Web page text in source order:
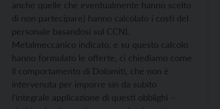
anche quelle che eventualmente hanno scelto
di non partecipare) hanno calcolato i costi del
personale basandosi sul CCNL
Metalmeccanico indicato, e su questo calcolo
hanno formulato le offerte, ci chiediamo come
il comportamento di Dolomiti, che non è
intervenuta per imporre sin da subito
l’integrale applicazione di questi obblighi –